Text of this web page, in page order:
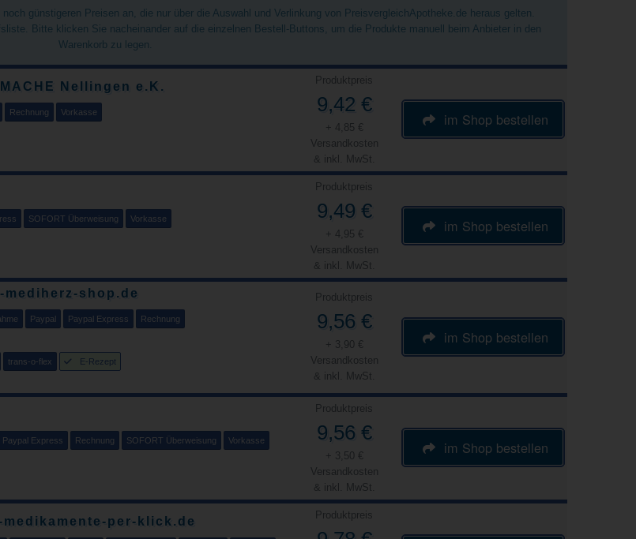
günstigeren Preisen an, die nur über die Auswahl und Verlinkung von PreisvergleichApotheke.de heraus gelten.
Bitte klicken Sie nacheinander auf die einzelnen Bestell-Buttons, um die Produkte manuell beim Anbieter in den
Warenkorb zu legen.
Nellingen e.K.
Rechnung Vorkasse
Produktpreis
9,42 €
+ 4,85 €
Versandkosten
& inkl. MwSt.
im Shop bestellen
SOFORT Überweisung Vorkasse
Produktpreis
9,49 €
+ 4,95 €
Versandkosten
& inkl. MwSt.
im Shop bestellen
shop.de
Paypal Paypal Express Rechnung
trans-o-flex E-Rezept
Produktpreis
9,56 €
+ 3,90 €
Versandkosten
& inkl. MwSt.
im Shop bestellen
Paypal Express Rechnung SOFORT Überweisung Vorkasse
Produktpreis
9,56 €
+ 3,50 €
Versandkosten
& inkl. MwSt.
im Shop bestellen
per-klick.de Produktpreis